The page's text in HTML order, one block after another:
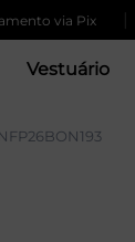
via Pix |
Vestuário